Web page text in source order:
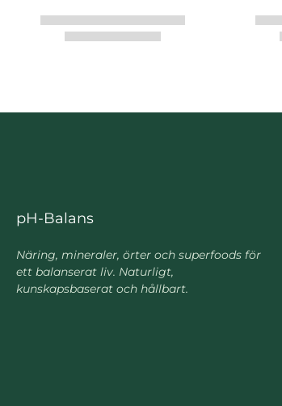
pH-Balans
Näring, mineraler, örter och superfoods för
ett balanserat liv. Naturligt,
kunskapsbaserat och hållbart.